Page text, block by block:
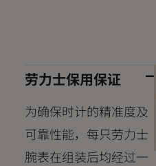
劳力士保用保证
为确保时计的精准度及
可靠性能，每只劳力士
腕表在组装后均经过一